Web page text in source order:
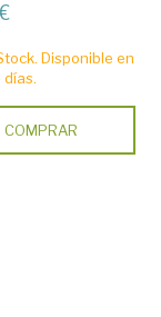
Disponible en
días.
COMPRAR